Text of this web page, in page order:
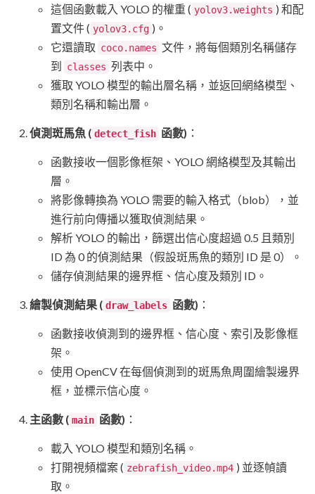
這個函數載入 YOLO 的權重 ( yolov3.weights ) 和配
置文件 ( yolov3.cfg )。
它還讀取 coco.names 文件，將每個類別名稱儲存
到
classes 列表中。
獲取 YOLO 模型的輸出層名稱，並返回網絡模型、
類別名稱和輸出層。
偵測斑馬魚 ( detect_fish 函數) ：
函數接收一個影像框架、YOLO 網絡模型及其輸出
層。
將影像轉換為 YOLO 需要的輸入格式（blob），並
進行前向傳播以獲取偵測結果。
解析 YOLO 的輸出，篩選出信心度超過 0.5 且類別
ID 為 0 的偵測結果（假設斑馬魚的類別 ID 是 0）。
儲存偵測結果的邊界框、信心度及類別 ID。
繪製偵測結果 ( draw_labels 函數) ：
函數接收偵測到的邊界框、信心度、索引及影像框
架。
使用 OpenCV 在每個偵測到的斑馬魚周圍繪製邊界
框，並標示信心度。
主函數 ( main 函數) ：
載入 YOLO 模型和類別名稱。
打開視頻檔案 ( zebrafish_video.mp4 ) 並逐幀讀
取。